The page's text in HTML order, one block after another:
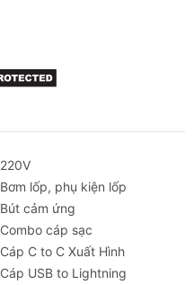
220V
Bơm lốp, phụ kiện lốp
Bút cảm ứng
Combo cáp sạc
Cáp C to C Xuất Hình
Cáp USB to Lightning